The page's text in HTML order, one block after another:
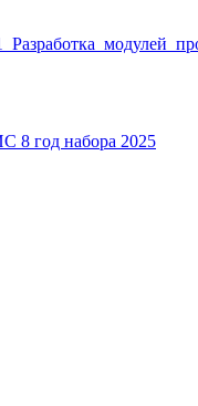
8 год набора 2025